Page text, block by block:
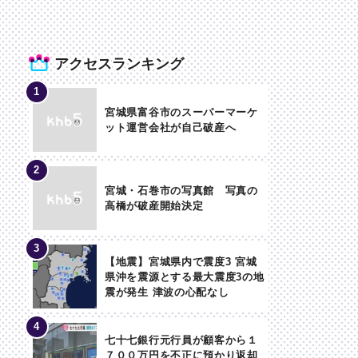
アクセスランキング
宮城県富谷市のスーパーマーケ
ット運営会社が自己破産へ
宮城・石巻市の写真館 写真の
高橋が破産開始決定
【地震】宮城県内で震度3 宮城
県沖を震源とする最大震度3の地
震が発生 津波の心配なし
七十七銀行元行員が顧客から１
７００万円を不正に預かり返却